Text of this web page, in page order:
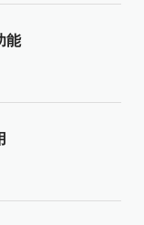
能